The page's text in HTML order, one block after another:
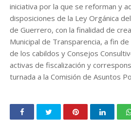
iniciativa por la que se reforman y
disposiciones de la Ley Orgánica
de Guerrero, con la finalidad de
Municipal de Transparencia, a fin
de los cabildos y Consejos
activas de fiscalización y
turnada a la Comisión de Asuntos